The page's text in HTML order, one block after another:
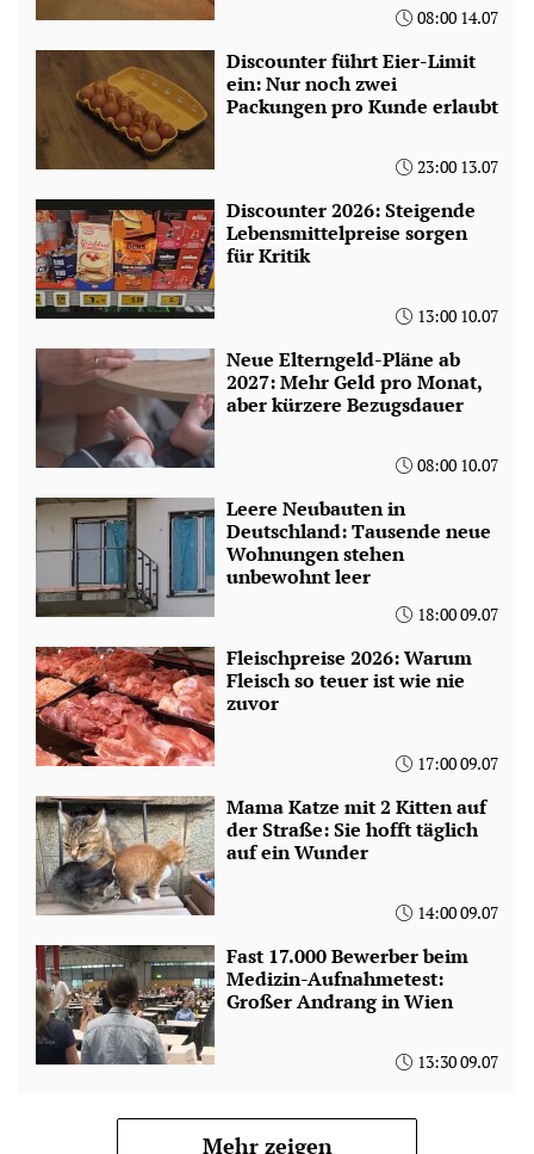
08:00 14.07
Discounter führt Eier-Limit
ein: Nur noch zwei
Packungen pro Kunde erlaubt
23:00 13.07
Discounter 2026: Steigende
Lebensmittelpreise sorgen
für Kritik
13:00 10.07
Neue Elterngeld-Pläne ab
2027: Mehr Geld pro Monat,
aber kürzere Bezugsdauer
08:00 10.07
Leere Neubauten in
Deutschland: Tausende neue
Wohnungen stehen
unbewohnt leer
18:00 09.07
Fleischpreise 2026: Warum
Fleisch so teuer ist wie nie
zuvor
17:00 09.07
Mama Katze mit 2 Kitten auf
der Straße: Sie hofft täglich
auf ein Wunder
14:00 09.07
Fast 17.000 Bewerber beim
Medizin-Aufnahmetest:
Großer Andrang in Wien
13:30 09.07
Mehr zeigen